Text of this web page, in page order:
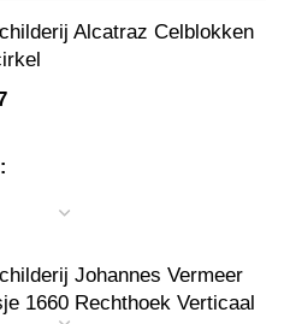
Alcatraz Celblokken
Johannes Vermeer
1660 Rechthoek Verticaal